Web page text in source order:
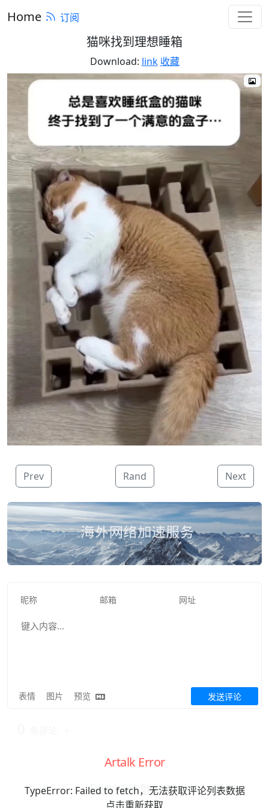
Home 订阅
猫咪找到理想睡箱
Download: link 收藏
Prev Rand Next
表情 图片 预览 发送评论
「此时无声胜有声」
Artalk Error
TypeError: Failed to fetch，无法获取评论列表数据
点击重新获取